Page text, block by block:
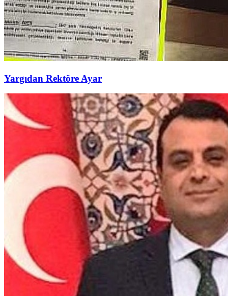
Yargıdan Rektöre Ayar